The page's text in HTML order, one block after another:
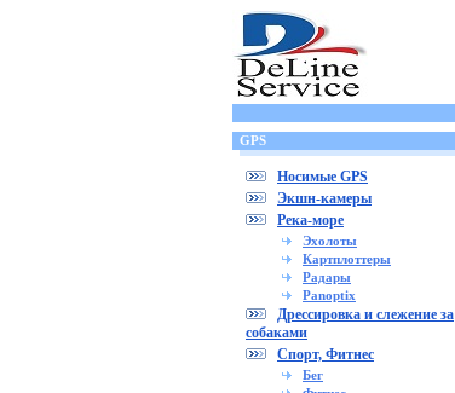
GPS
Носимые GPS
Экшн-камеры
Река-море
Эхолоты
Картплоттеры
Радары
Panoptix
Дрессировка и слежение за
собаками
Спорт, Фитнес
Бег